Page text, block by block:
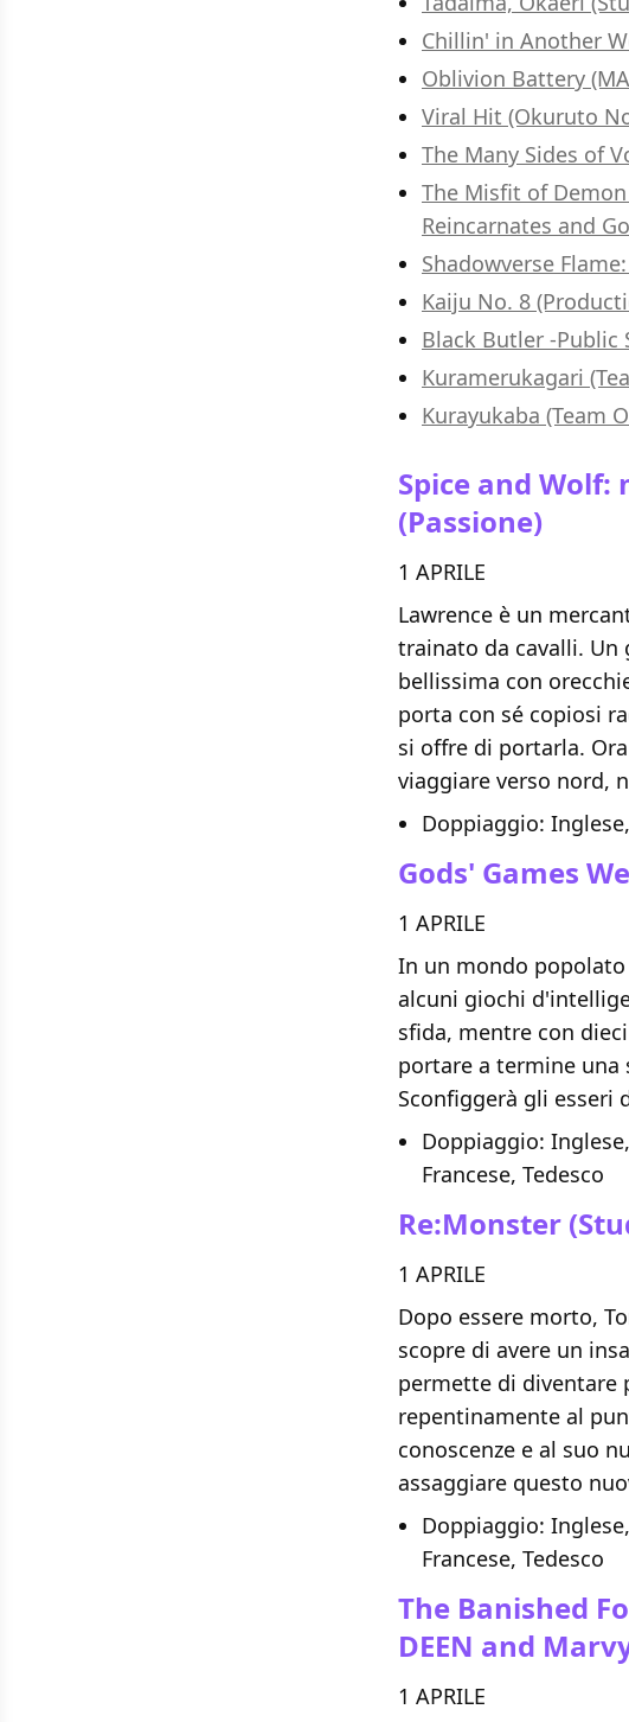
Chillin' in Another
Oblivion Battery
Viral Hit (Okuruto
The Many Sides of
The Misfit of
Reincarnates and
Shadowverse
Kaiju No. 8
Black Butler -Public
Kuramerukagari
Kurayukaba (Team
Spice and
(Passione)
1 APRILE
Lawrence è un
trainato da cavalli. Un
bellissima con
porta con sé copiosi
si offre di portarla.
viaggiare verso nord,
Doppiaggio:
Gods' Games
1 APRILE
In un mondo
alcuni giochi
sfida, mentre con
portare a termine
Sconfiggerà gli esseri
Doppiaggio:
Francese, Tedesco
Re:Monster
1 APRILE
Dopo essere morto,
scopre di avere un
permette di diventare
repentinamente al
conoscenze e al suo
assaggiare questo
Doppiaggio:
Francese, Tedesco
The Banished
DEEN and
1 APRILE